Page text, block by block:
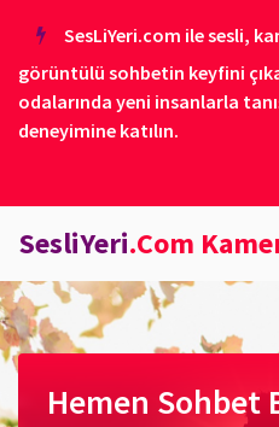
SesLiYeri.com ile sesli,
görüntülü sohbetin keyfini
odalarında yeni insanlarla
deneyimine katılın.
SesliYeri.Com
Hemen Sohbet